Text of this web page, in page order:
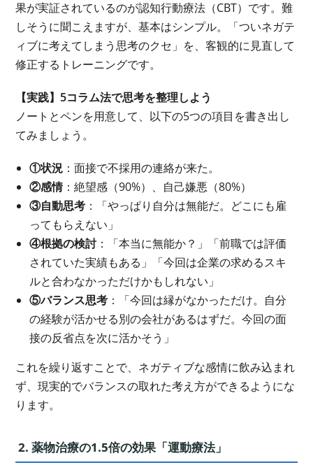
果が実証されているのが認知行動療法（CBT）です。難
しそうに聞こえますが、基本はシンプル。「ついネガテ
ィブに考えてしまう思考のクセ」を、客観的に見直して
修正するトレーニングです。
【実践】5コラム法で思考を整理しよう
ノートとペンを用意して、以下の5つの項目を書き出し
てみましょう。
①状況 ：面接で不採用の連絡が来た。
②感情 ：絶望感（90%）、自己嫌悪（80%）
③自動思考 ：「やっぱり自分は無能だ。どこにも雇
ってもらえない」
④根拠の検討 ：「本当に無能か？」「前職では評価
されていた実績もある」「今回は企業の求めるスキ
ルと合わなかっただけかもしれない」
⑤バランス思考 ：「今回は縁がなかっただけ。自分
の経験が活かせる別の会社があるはずだ。今回の面
接の反省点を次に活かそう」
これを繰り返すことで、ネガティブな感情に飲み込まれ
ず、現実的でバランスの取れた考え方ができるようにな
ります。
2. 薬物治療の1.5倍の効果「運動療法」